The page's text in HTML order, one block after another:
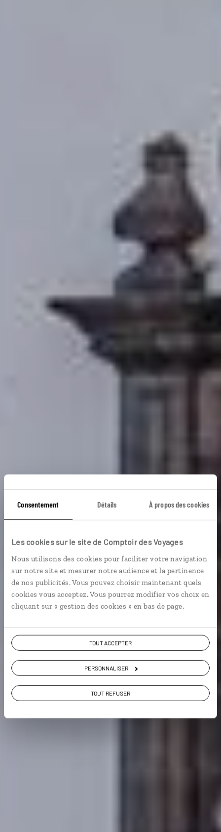
Consentement Détails À propos des cookies
Les cookies sur le site de Comptoir des Voyages
Nous utilisons des cookies pour faciliter votre navigation
sur notre site et mesurer notre audience et la pertinence
de nos publicités. Vous pouvez choisir maintenant quels
cookies vous acceptez. Vous pourrez modifier vos choix en
cliquant sur « gestion des cookies » en bas de page.
TOUT ACCEPTER
PERSONNALISER
TOUT REFUSER
Terre-mer des
Açores
Circuit culturel Açores : Terceira, Faial, Pico, São
Jorge, São Miguel.
Voir les 387 avis sur les voyages au Portugal
VOIR LA GALERIE PHOTOS